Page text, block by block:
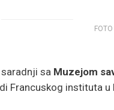
sa Muzejom
Francuskog instituta u